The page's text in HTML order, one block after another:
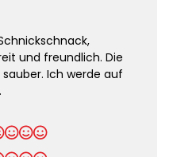
und freundlich. Die
Ich werde auf